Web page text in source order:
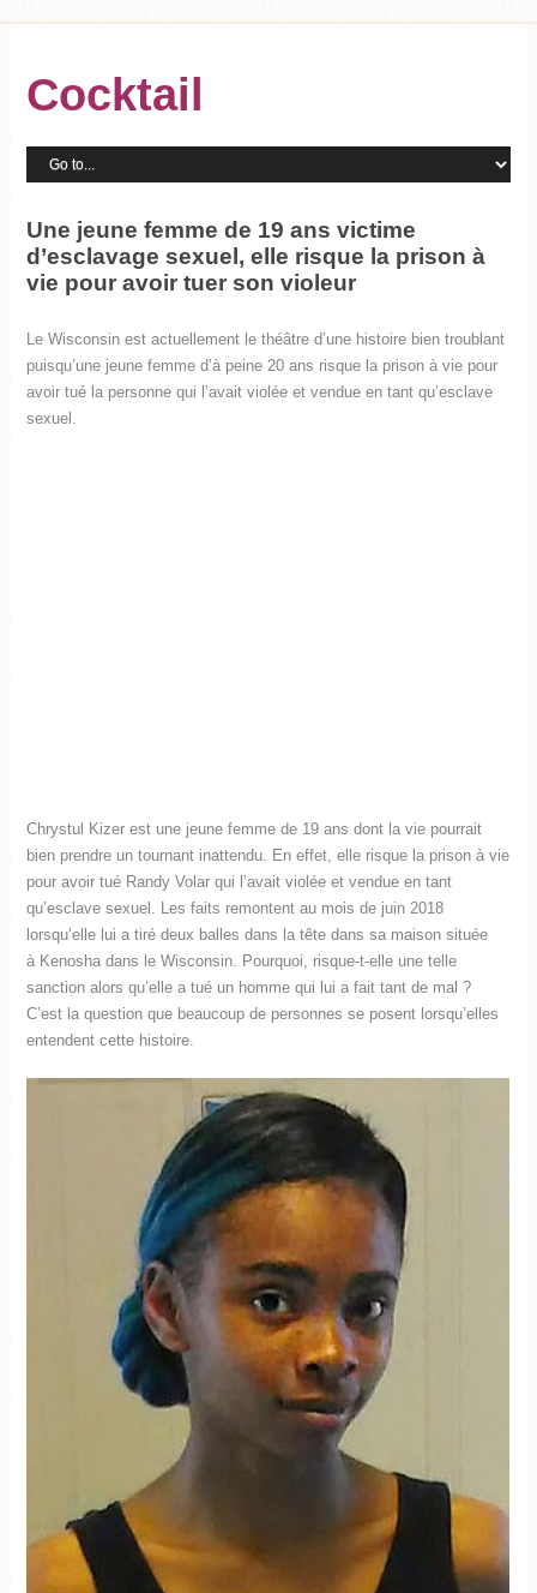
Cocktail
Une jeune femme de 19 ans victime
d’esclavage sexuel, elle risque la prison à
vie pour avoir tuer son violeur
Le Wisconsin est actuellement le théâtre d’une histoire bien troublant
puisqu’une jeune femme d’à peine 20 ans risque la prison à vie pour
avoir tué la personne qui l’avait violée et vendue en tant qu’esclave
sexuel.
Chrystul Kizer est une jeune femme de 19 ans dont la vie pourrait
bien prendre un tournant inattendu. En effet, elle risque la prison à vie
pour avoir tué Randy Volar qui l’avait violée et vendue en tant
qu’esclave sexuel. Les faits remontent au mois de juin 2018
lorsqu’elle lui a tiré deux balles dans la tête dans sa maison située
à Kenosha dans le Wisconsin. Pourquoi, risque-t-elle une telle
sanction alors qu’elle a tué un homme qui lui a fait tant de mal ?
C’est la question que beaucoup de personnes se posent lorsqu’elles
entendent cette histoire.